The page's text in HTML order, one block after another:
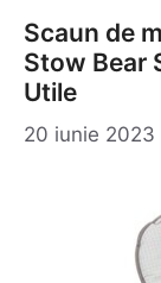
Scaun de
Stow Bear
Utile
20 iunie 2023